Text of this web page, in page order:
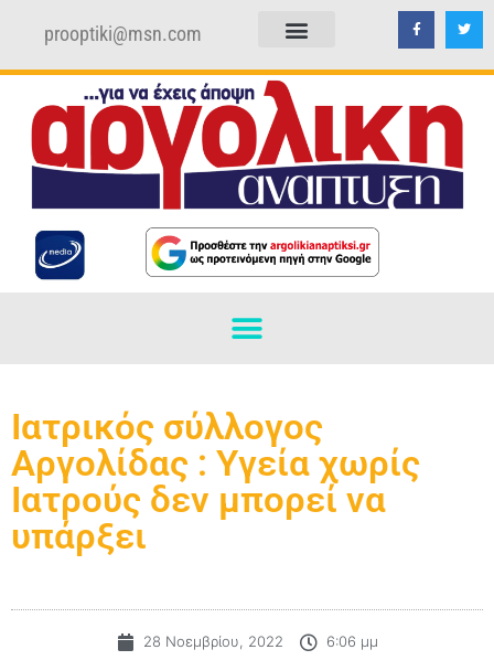
prooptiki@msn.com
Ιατρικός σύλλογος
Αργολίδας : Υγεία χωρίς
Iατρούς δεν μπορεί να
υπάρξει
28 Νοεμβρίου, 2022 6:06 μμ